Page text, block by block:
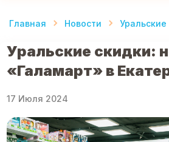
Главная Новости
Уральские скидки:
«Галамарт» в
17 Июля 2024